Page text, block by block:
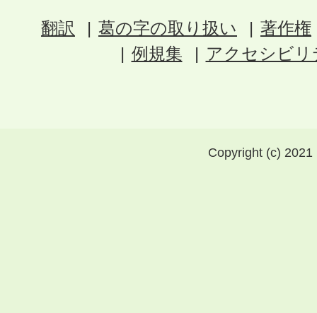
翻訳 葛の字の取り扱い
著作権
例規集
アクセシビ
Copyright (c)